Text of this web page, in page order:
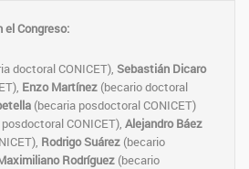
el Congreso:
doctoral CONICET), Sebastián Dicaro
Enzo Martínez (becario doctoral
(becaria posdoctoral CONICET)
CONICET), Alejandro Báez
Rodrigo Suárez (becario
Rodríguez (becario